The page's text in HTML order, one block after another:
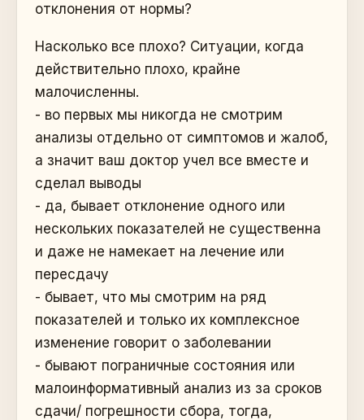
отклонения от нормы?
Насколько все плохо? Ситуации, когда
действительно плохо, крайне
малочисленны.
- во первых мы никогда не смотрим
анализы отдельно от симптомов и жалоб,
а значит ваш доктор учел все вместе и
сделал выводы
- да, бывает отклонение одного или
нескольких показателей не существенна
и даже не намекает на лечение или
пересдачу
- бывает, что мы смотрим на ряд
показателей и только их комплексное
изменение говорит о заболевании
- бывают пограничные состояния или
малоинформативный анализ из за сроков
сдачи/ погрешности сбора, тогда,